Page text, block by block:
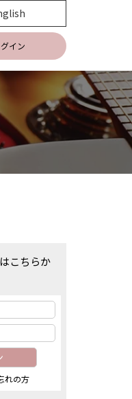
イン
こちらか
れの方